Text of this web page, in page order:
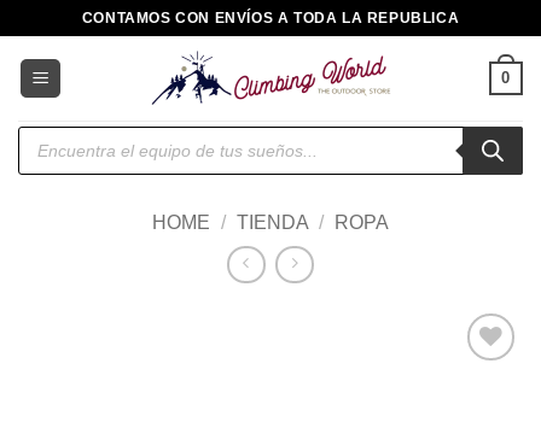
contenido
CONTAMOS CON ENVÍOS A TODA LA REPUBLICA
0
Búsqueda
HOME / TIENDA / ROPA